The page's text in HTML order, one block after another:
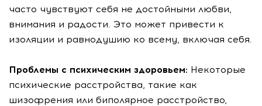
часто чувствуют себя не достойными любви,
внимания и радости. Это может привести к
изоляции и равнодушию ко всему, включая себя.
Проблемы с психическим здоровьем: Некоторые
психические расстройства, такие как
шизофрения или биполярное расстройство,